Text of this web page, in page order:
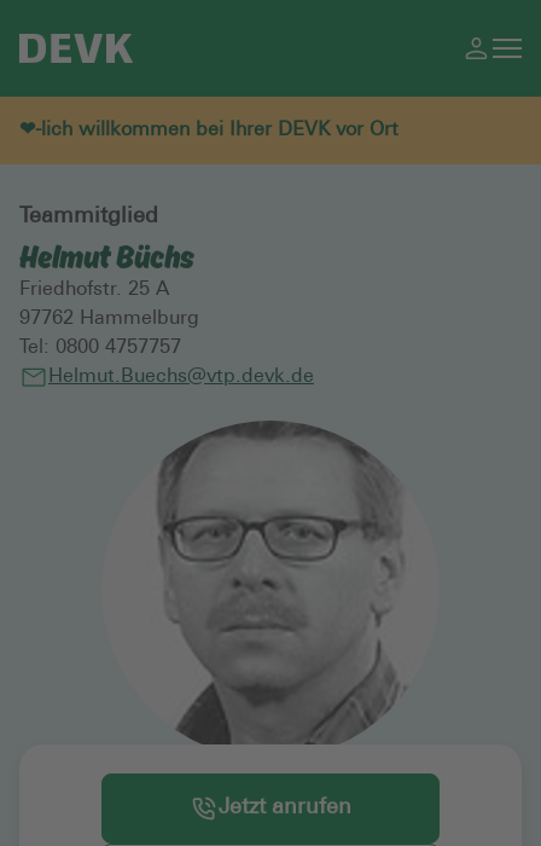
❤-lich willkommen bei Ihrer DEVK vor Ort
Teammitglied
Helmut Büchs
Friedhofstr. 25 A
97762 Hammelburg
Tel: 0800 4757757
Helmut.Buechs@vtp.devk.de
Jetzt anrufen